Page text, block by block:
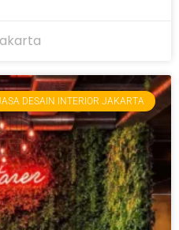
DESAIN INTERIOR JAKARTA